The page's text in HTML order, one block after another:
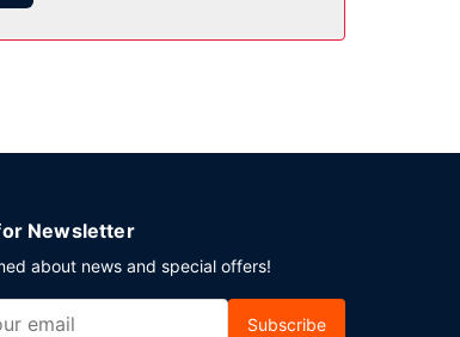
no bar/lounge. O hotel
Newsletter
about news and special offers!
Subscribe